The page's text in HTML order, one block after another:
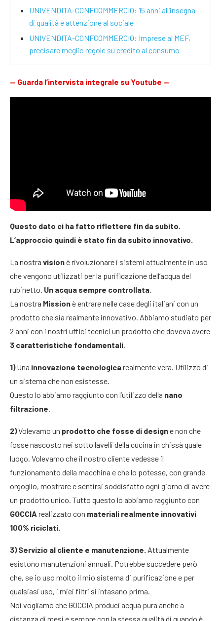
UNIVENDITA-CONFCOMMERCIO: 15 anni all’insegna
di qualità e attenzione al sociale
UNIVENDITA-CONFCOMMERCIO: Imprese al MEF,
precisare meglio regole su credito al consumo
— Guarda l’intervista integrale su Youtube —
Questo dato ci ha fatto riflettere fin da subito.
L’approccio quindi è stato fin da subito innovativo.
La nostra visionè rivoluzionare i sistemi attualmente in uso
che vengono utilizzati per la purificazione dell’acqua del
rubinetto. Un acqua sempre controllata
La nostra Missionè entrare nelle case degli italiani con un
prodotto che sia realmente innovativo. Abbiamo studiato per
2 anni con i nostri uffici tecnici un prodotto che doveva avere
3 caratteristiche fondamentali
1)Una innovazione tecnologicarealmente vera. Utilizzo di
un sistema che non esistesse.
Questo lo abbiamo raggiunto con l’utilizzo della nano
filtrazione
2)Volevamo un prodotto che fosse di designe non che
fosse nascosto nei sotto lavelli della cucina in chissà quale
luogo. Volevamo che il nostro cliente vedesse il
funzionamento della macchina e che lo potesse, con grande
orgoglio, mostrare e sentirsi soddisfatto ogni giorno di avere
un prodotto unico. Tutto questo lo abbiamo raggiunto con
GOCCIA realizzato con materiali realmente innovativi
100% riciclati.
3) Servizio al cliente e manutenzione. Attualmente
esistono manutenzioni annuali. Potrebbe succedere però
che, se io uso molto il mio sistema di purificazione e per
qualsiasi uso, i miei filtri si intasano prima.
Noi vogliamo che GOCCIA produci acqua pura anche a
distanza di mesi e sempre con la stessa qualità di quando è